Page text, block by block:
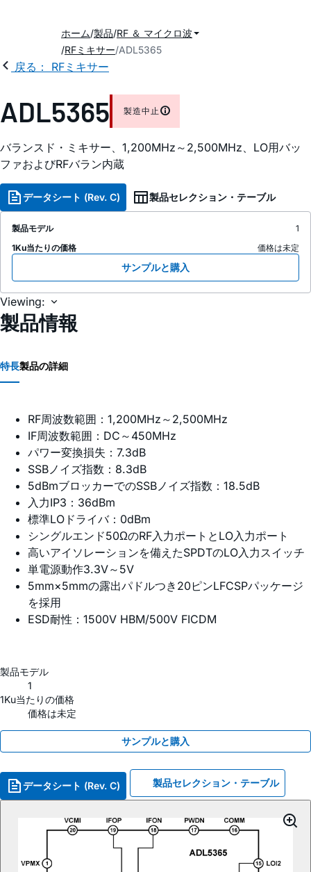
ホーム 製品 RF ＆ マイクロ波
RFミキサー ADL5365
戻る： RFミキサー
ADL5365 製造中止
バランスド・ミキサー、1,200MHz ～2,500MHz、LO用バッ
ファおよびRFバラン内蔵
データシート (Rev. C) 製品セレクション・テーブル
製品モデル
1
1Ku当たりの価格
価格は未定
サンプルと購入
Viewing:
製品情報
特長製品の詳細
RF周波数範囲：1,200MHz～2,500MHz
IF周波数範囲：DC～450MHz
パワー変換損失：7.3dB
SSBノイズ指数：8.3dB
5dBmブロッカーでのSSBノイズ指数：18.5dB
入力IP3：36dBm
標準LOドライバ：0dBm
シングルエンド50ΩのRF入力ポートとLO入力ポート
高いアイソレーションを備えたSPDTのLO入力スイッチ
単電源動作3.3V～5V
5mm×5mmの露出パドルつき20ピンLFCSPパッケージ
を採用
ESD耐性：1500V HBM/500V FICDM
製品モデル
1
1Ku当たりの価格
価格は未定
サンプルと購入
データシート (Rev. C) 製品セレクション・テーブル